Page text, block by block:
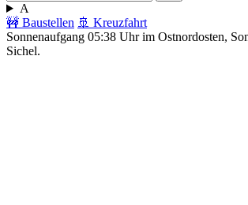
A
🚧 Baustellen 🚢 Kreuzfahrt
Sonnenaufgang 05:38 Uhr im Ostnordosten,
Sichel.